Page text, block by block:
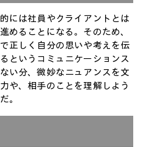
には社員やクライアントとは
めることになる。そのため、
正しく自分の思いや考えを伝
というコミュニケーションス
い分、微妙なニュアンスを文
や、相手のことを理解しよう
。